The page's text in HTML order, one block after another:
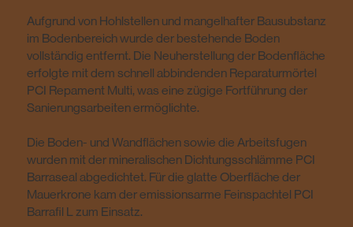
Aufgrund von Hohlstellen und mangelhafter Bausubstanz
im Bodenbereich wurde der bestehende Boden
vollständig entfernt. Die Neuherstellung der Bodenfläche
erfolgte mit dem schnell abbindenden Reparaturmörtel
PCI Repament Multi, was eine zügige Fortführung der
Sanierungsarbeiten ermöglichte.
Die Boden- und Wandflächen sowie die Arbeitsfugen
wurden mit der mineralischen Dichtungsschlämme PCI
Barraseal abgedichtet. Für die glatte Oberfläche der
Mauerkrone kam der emissionsarme Feinspachtel PCI
Barrafil L zum Einsatz.